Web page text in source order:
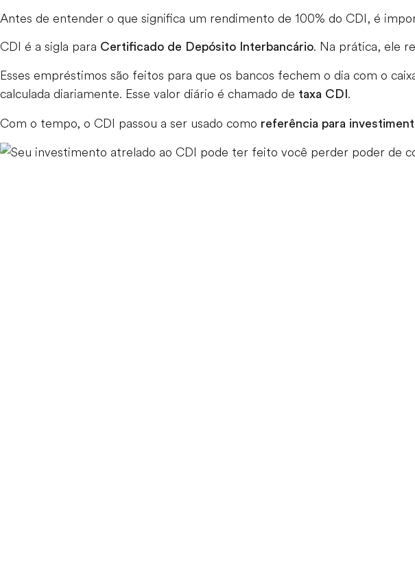
Antes de entender o que significa um rendimento de 100% do CDI, é
CDI é a sigla para Certificado de Depósito Interbancário. Na prática, ele
Esses empréstimos são feitos para que os bancos fechem o dia com o
calculada diariamente. Esse valor diário é chamado de taxa CDI .
Com o tempo, o CDI passou a ser usado como referência para